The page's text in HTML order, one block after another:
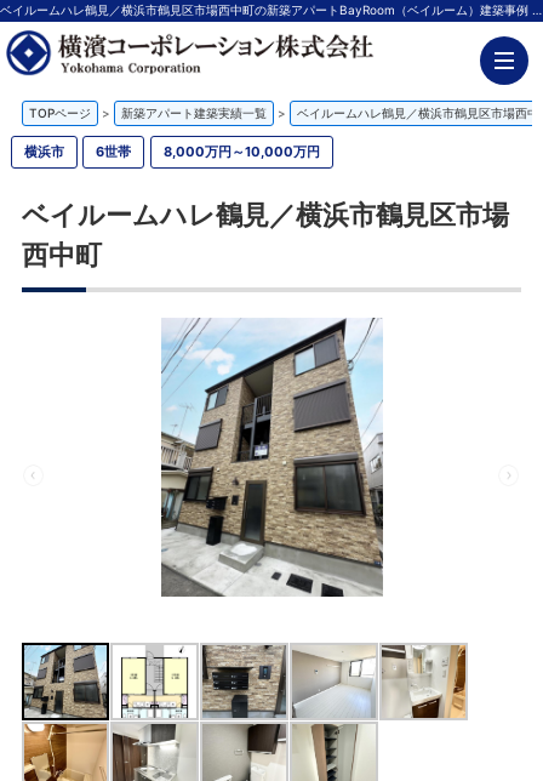
ベイルームハレ鶴見／横浜市鶴見区市場⻄中町の新築アパートBayRoom（ベイルーム）建築事例 | 神奈川の不動産投資、新築アパート経営は横濱コーポレーション
TOPページ > 新築アパート建築実績一覧 > ベイルームハレ鶴見／横浜市鶴見区市場⻄中
横浜市 6世帯 8,000万円～10,000万円
ベイルームハレ鶴見／横浜市鶴見区市場
⻄中町